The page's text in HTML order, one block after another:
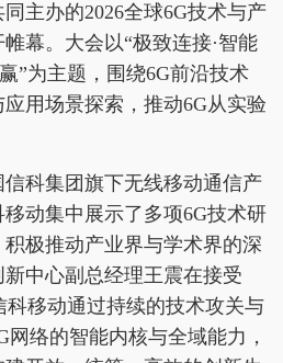
主办的2026全球6G技术与产
幕。大会以“极致连接·智能
”为主题，围绕6G前沿技术
用场景探索，推动6G从实验
科集团旗下无线移动通信产
动集中展示了多项6G技术研
极推动产业界与学术界的深
中心副总经理王震在接受
科移动通过持续的技术攻关与
络的智能内核与全域能力，